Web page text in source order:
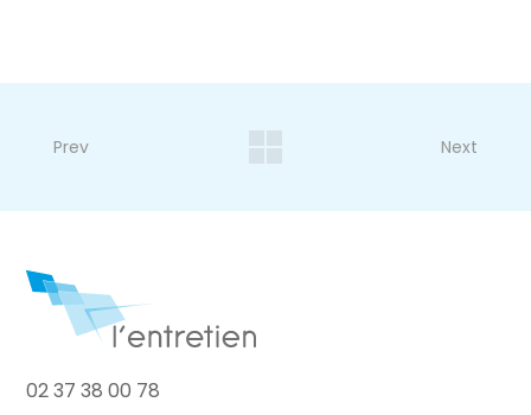
Prev Next
02 37 38 00 78